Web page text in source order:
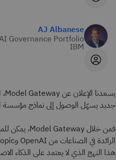
AJ Albanese
Governance Portfolio
IBM
جديد يسهّل الوصول إلى نماذج مؤسسة
هذا النهج الذي لا يعتمد على الذكاء